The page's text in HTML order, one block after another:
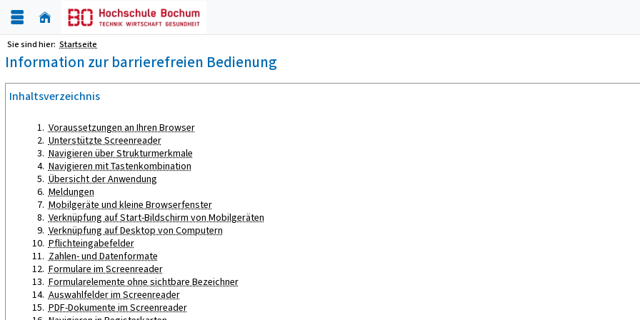
Sie sind hier: Startseite
Information zur barrierefreien Bedienung
Inhaltsverzeichnis
Voraussetzungen an Ihren Browser
Unterstützte Screenreader
Navigieren über Strukturmerkmale
Navigieren mit Tastenkombination
Übersicht der Anwendung
Meldungen
Mobilgeräte und kleine Browserfenster
Verknüpfung auf Start-Bildschirm von Mobilgeräten
Verknüpfung auf Desktop von Computern
Pflichteingabefelder
Zahlen- und Datenformate
Formulare im Screenreader
Formularelemente ohne sichtbare Bezeichner
Auswahlfelder im Screenreader
PDF-Dokumente im Screenreader